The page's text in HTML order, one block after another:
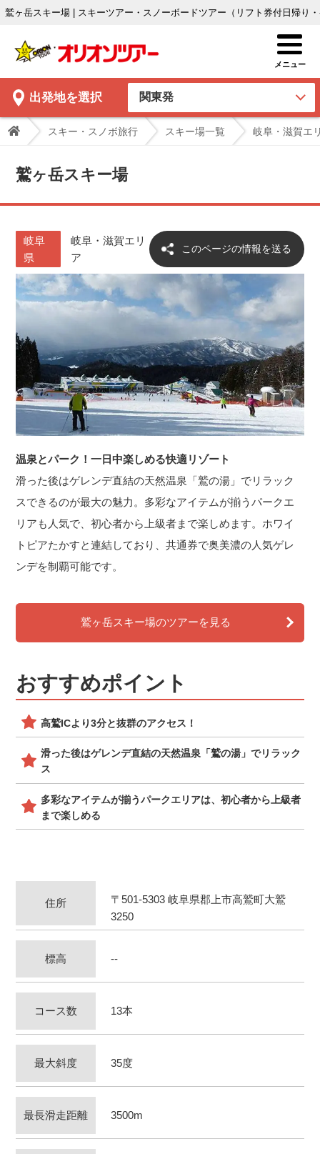
鷲ヶ岳スキー場 | スキーツアー・スノーボードツアー（リフト券付日帰り
出発地を選択
スキー・スノボ旅行 スキー場一覧 岐阜・滋賀エ
鷲ヶ岳スキー場
岐阜
県
岐阜・滋賀エリ
ア
このページの情報を送る
温泉とパーク！一日中楽しめる快適リゾート
滑った後はゲレンデ直結の天然温泉「鷲の湯」でリラック
スできるのが最大の魅力。多彩なアイテムが揃うパークエ
リアも人気で、初心者から上級者まで楽しめます。ホワイ
トピアたかすと連結しており、共通券で奥美濃の人気ゲレ
ンデを制覇可能です。
鷲ヶ岳スキー場のツアーを見る
おすすめポイント
高鷲ICより3分と抜群のアクセス！
滑った後はゲレンデ直結の天然温泉「鷲の湯」でリラック
ス
多彩なアイテムが揃うパークエリアは、初心者から上級者
まで楽しめる
住所
〒501-5303 岐阜県郡上市高鷲町大鷲
3250
標高 --
コース数 13本
最大斜度 35度
最長滑走距離 3500m